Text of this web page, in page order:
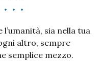
sia nella tua
altro, sempre
semplice mezzo.